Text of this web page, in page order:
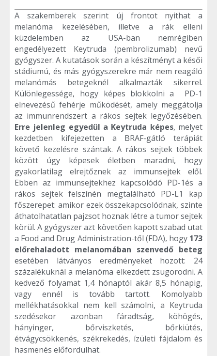
A szakemberek szerint új frontot nyithat a
melanóma kezelésében, illetve a rák elleni
küzdelemben az USA-ban nemrégiben
engedélyezett Keytruda (pembrolizumab) nevű
gyógyszer. A kutatások során a készítményt a késői
stádiumú, és más gyógyszerekre már nem reagáló
melanómás betegeknél alkalmazták sikerrel.
Különlegessége, hogy képes blokkolni a PD-1
elnevezésű fehérje működését, amely meggátolja
az immunrendszert a rákos sejtek legyőzésében.
Erre jelenleg egyedül a Keytruda képes, melyet
kezdetben kifejezetten a BRAF-gátló terápiát
követő kezelésre szántak. A rákos sejtek többek
között úgy képesek életben maradni, hogy
gyakorlatilag elrejtőznek az immunsejtek elől.
Ebben az immunsejtekhez kapcsolódó PD-1és a
rákos sejtek felszínén megtalálható PD-L1 kap
főszerepet: amikor ezek összekapcsolódnak, szinte
áthatolhatatlan pajzsot hoznak létre a tumor sejtek
körül. A gyógyszer azt követően kapott szabad utat
a Food and Drug Administration-től (FDA), hogy173
előrehaladott melanomában szenvedő beteg
esetében látványos eredményeket hozott: 24
százalékuknál a melanóma elkezdett zsugorodni. A
kedvező folyamat 1,4 hónaptól akár 8,5 hónapig,
vagy ennél is tovább tartott. Komolyabb
mellékhatásokkal nem kell számolni, a Keytruda
szedésekor azonban fáradtság, köhögés,
hányinger, bőrviszketés, bőrkiütés,
étvágycsökkenés, székrekedés, ízületi fájdalom és
hasmenés előfordulhat.